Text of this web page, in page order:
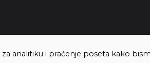
analitiku i praćenje poseta kako